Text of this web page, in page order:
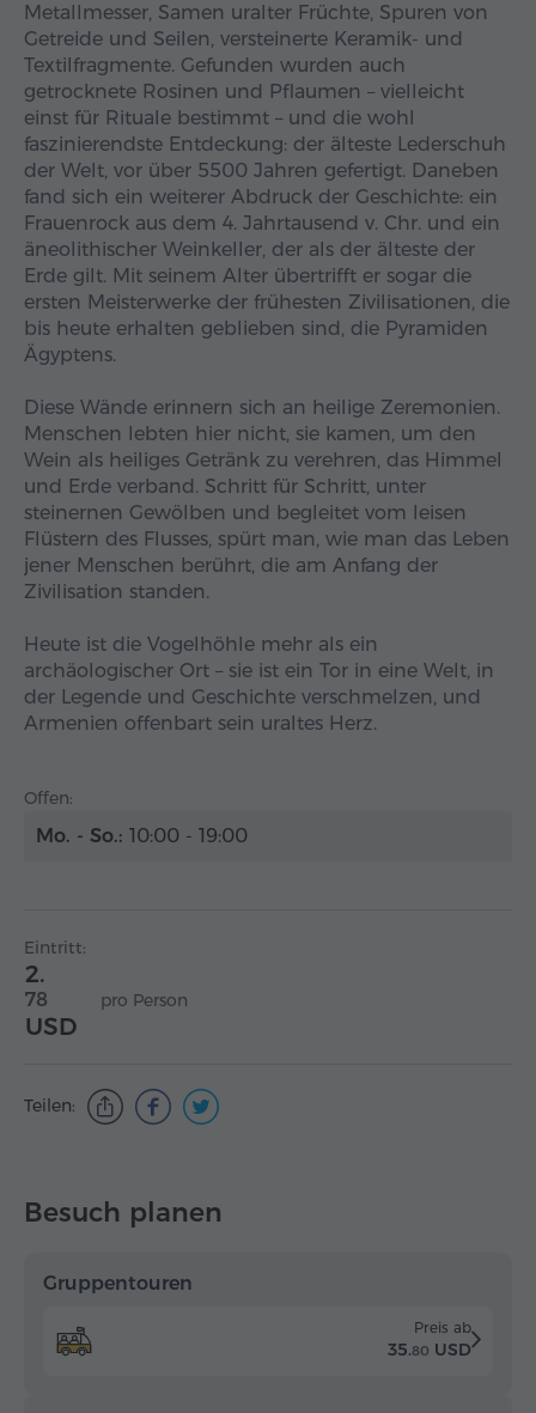
Metallmesser, Samen uralter Früchte, Spuren von
Getreide und Seilen, versteinerte Keramik- und
Textilfragmente. Gefunden wurden auch
getrocknete Rosinen und Pflaumen – vielleicht
einst für Rituale bestimmt – und die wohl
faszinierendste Entdeckung: der älteste Lederschuh
der Welt, vor über 5500 Jahren gefertigt. Daneben
fand sich ein weiterer Abdruck der Geschichte: ein
Frauenrock aus dem 4. Jahrtausend v. Chr. und ein
äneolithischer Weinkeller, der als der älteste der
Erde gilt. Mit seinem Alter übertrifft er sogar die
ersten Meisterwerke der frühesten Zivilisationen, die
bis heute erhalten geblieben sind, die Pyramiden
Ägyptens.
Diese Wände erinnern sich an heilige Zeremonien.
Menschen lebten hier nicht, sie kamen, um den
Wein als heiliges Getränk zu verehren, das Himmel
und Erde verband. Schritt für Schritt, unter
steinernen Gewölben und begleitet vom leisen
Flüstern des Flusses, spürt man, wie man das Leben
jener Menschen berührt, die am Anfang der
Zivilisation standen.
Heute ist die Vogelhöhle mehr als ein
archäologischer Ort – sie ist ein Tor in eine Welt, in
der Legende und Geschichte verschmelzen, und
Armenien offenbart sein uraltes Herz.
Offen:
Mo. - So.: 10:00 - 19:00
Eintritt:
2.
78
USD
pro Person
Teilen:
Besuch planen
Gruppentouren
Preis ab
35.80 USD